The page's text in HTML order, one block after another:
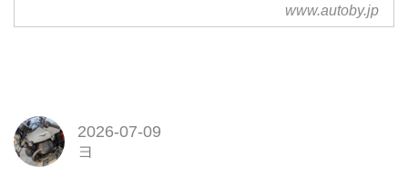
www.autoby.jp
2026-07-09
ヨ